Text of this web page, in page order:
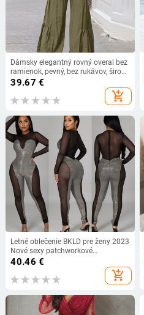
Dámsky elegantný rovný overal bez
ramienok, pevný, bez rukávov, široký
sexy overal
39.67 €
add_shopping_cart
Letné oblečenie BKLD pre ženy 2023
Nové sexy patchworkové
perspektívne nočné klubové
oblečenie s okrúhlym výstrihom a
dlhým rukávom, jednodielne
40.46 €
add_shopping_cart